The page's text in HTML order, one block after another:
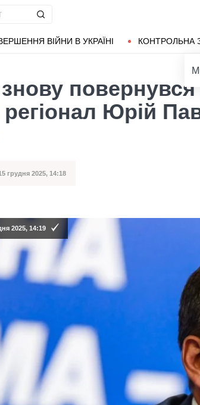
ВІЙНИ В УКРАЇНІ КОНТРОЛЬНА
Донбас
Юрій
грудня 2025, 14:18
2025, 14:19